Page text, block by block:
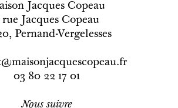
Jacques Copeau
rue Jacques Copeau
Pernand-Vergelesses
03 80 22 17 01
Nous suivre